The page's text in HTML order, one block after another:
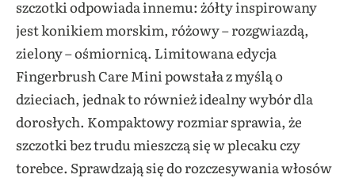
szczotki odpowiada innemu: żółty inspirowany
jest konikiem morskim, różowy – rozgwiazdą,
zielony – ośmiornicą. Limitowana edycja
Fingerbrush Care Mini powstała z myślą o
dzieciach, jednak to również idealny wybór dla
dorosłych. Kompaktowy rozmiar sprawia, że
szczotki bez trudu mieszczą się w plecaku czy
torebce. Sprawdzają się do rozczesywania włosów